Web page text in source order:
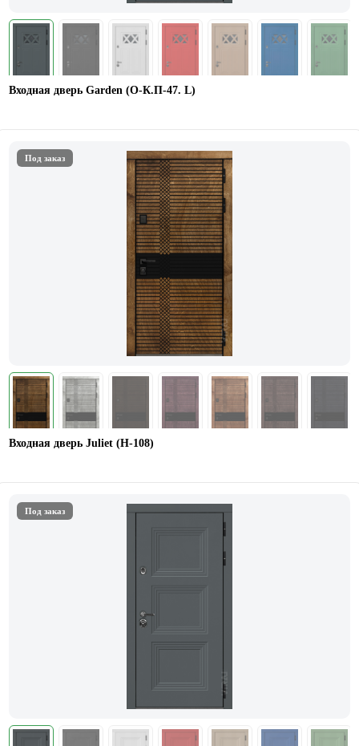
Входная дверь Garden (О-К.П-47. L)
Под заказ
Входная дверь Juliet (Н-108)
Под заказ